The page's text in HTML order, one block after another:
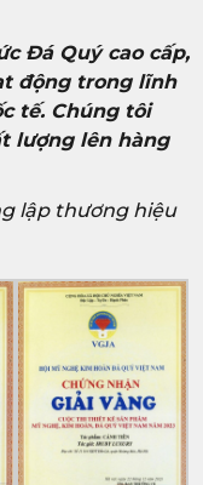
Đá Quý cao cấp,
động trong lĩnh
tế. Chúng tôi
lượng lên hàng
lập thương hiệu